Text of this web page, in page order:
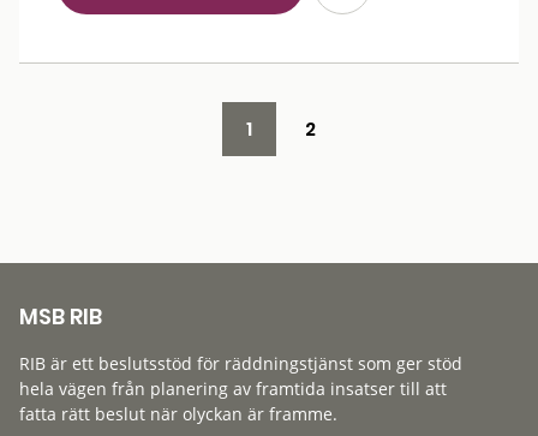
1 2
MSB RIB
RIB är ett beslutsstöd för räddningstjänst som ger stöd
hela vägen från planering av framtida insatser till att
fatta rätt beslut när olyckan är framme.